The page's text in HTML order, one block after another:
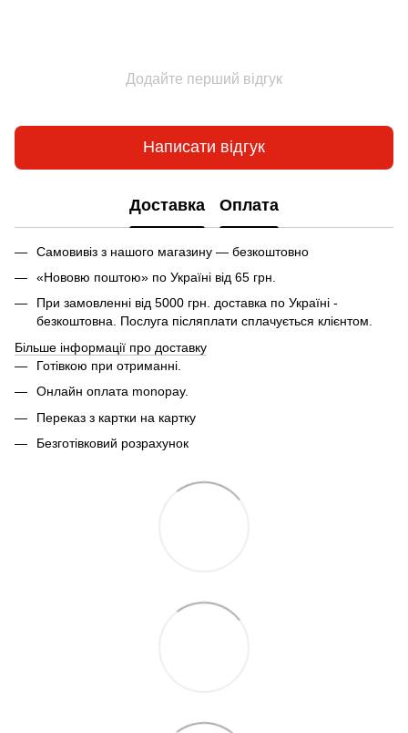
Додайте перший відгук
Написати відгук
Доставка Оплата
Самовивіз з нашого магазину — безкоштовно
«Нововю поштою» по Україні від 65 грн.
При замовленні від 5000 грн. доставка по Україні -
безкоштовна. Послуга післяплати сплачується клієнтом.
Більше інформації про доставку
Готівкою при отриманні.
Онлайн оплата monopay.
Переказ з картки на картку
Безготівковий розрахунок